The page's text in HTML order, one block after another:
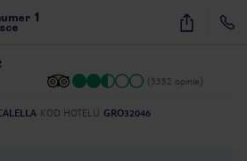
1 48
(3352 opinie)
KOD HOTELU GRO32046